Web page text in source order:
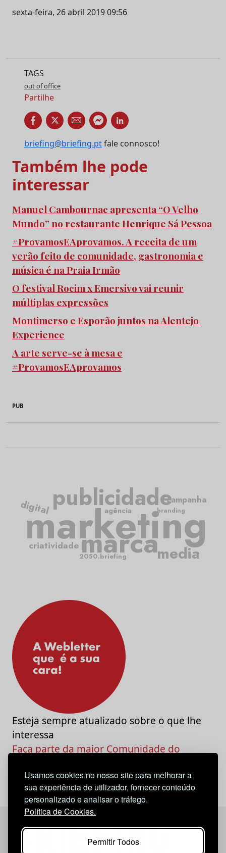
Usamos cookies no nosso site para melhorar a
sua experiência de utilizador, fornecer conteúdo
personalizado e analisar o tráfego.
Política de Cookies.
Permitir Todos
sexta-feira, 26 abril 2019 09:56
TAGS
out of office
Partilhe
briefing@briefing.ptfale connosco!
Também lhe pode
interessar
Manuel Cambournac apresenta “O Velho
Mundo” no restaurante Henrique Sá Pessoa
#ProvamosEAprovamos. A receita de um
verão feito de comunidade, gastronomia e
música é na Praia Irmão
O festival Rocim x Emersivo vai reunir
múltiplas expressões
Montimerso e Esporão juntos na Alentejo
Experience
A arte serve-se à mesa e
#ProvamosEAprovamos
PUB
marketing
publicidade
marca
criatividade
campanha
media
agência
digital
2050.briefing
branding
Esteja sempre atualizado sobre o que lhe
interessa
Faça parte da maior Comunidade do